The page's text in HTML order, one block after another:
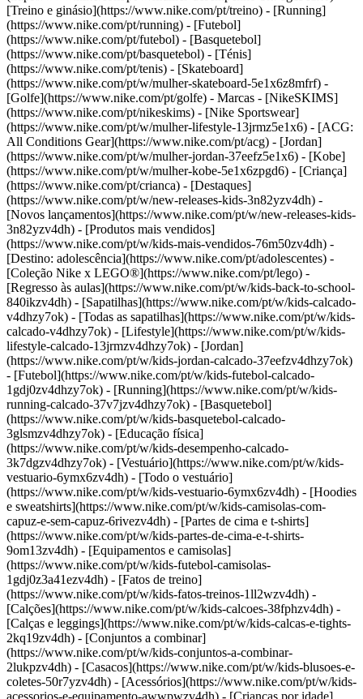
[Treino e ginásio](https://www.nike.com/pt/treino) - [Running]
(https://www.nike.com/pt/running) - [Futebol]
(https://www.nike.com/pt/futebol) - [Basquetebol]
(https://www.nike.com/pt/basquetebol) - [Ténis]
(https://www.nike.com/pt/tenis) - [Skateboard]
(https://www.nike.com/pt/w/mulher-skateboard-5e1x6z8mfrf) -
[Golfe](https://www.nike.com/pt/golfe) - Marcas - [NikeSKIMS]
(https://www.nike.com/pt/nikeskims) - [Nike Sportswear]
(https://www.nike.com/pt/w/mulher-lifestyle-13jrmz5e1x6) - [ACG:
All Conditions Gear](https://www.nike.com/pt/acg) - [Jordan]
(https://www.nike.com/pt/w/mulher-jordan-37eefz5e1x6) - [Kobe]
(https://www.nike.com/pt/w/mulher-kobe-5e1x6zpgd6) - [Criança]
(https://www.nike.com/pt/crianca) - [Destaques]
(https://www.nike.com/pt/w/new-releases-kids-3n82yzv4dh) -
[Novos lançamentos](https://www.nike.com/pt/w/new-releases-kids-
3n82yzv4dh) - [Produtos mais vendidos]
(https://www.nike.com/pt/w/kids-mais-vendidos-76m50zv4dh) -
[Destino: adolescência](https://www.nike.com/pt/adolescentes) -
[Coleção Nike x LEGO®](https://www.nike.com/pt/lego) -
[Regresso às aulas](https://www.nike.com/pt/w/kids-back-to-school-
840ikzv4dh) - [Sapatilhas](https://www.nike.com/pt/w/kids-calcado-
v4dhzy7ok) - [Todas as sapatilhas](https://www.nike.com/pt/w/kids-
calcado-v4dhzy7ok) - [Lifestyle](https://www.nike.com/pt/w/kids-
lifestyle-calcado-13jrmzv4dhzy7ok) - [Jordan]
(https://www.nike.com/pt/w/kids-jordan-calcado-37eefzv4dhzy7ok)
- [Futebol](https://www.nike.com/pt/w/kids-futebol-calcado-
1gdj0zv4dhzy7ok) - [Running](https://www.nike.com/pt/w/kids-
running-calcado-37v7jzv4dhzy7ok) - [Basquetebol]
(https://www.nike.com/pt/w/kids-basquetebol-calcado-
3glsmzv4dhzy7ok) - [Educação física]
(https://www.nike.com/pt/w/kids-desempenho-calcado-
3k7dgzv4dhzy7ok) - [Vestuário](https://www.nike.com/pt/w/kids-
vestuario-6ymx6zv4dh) - [Todo o vestuário]
(https://www.nike.com/pt/w/kids-vestuario-6ymx6zv4dh) - [Hoodies
e sweatshirts](https://www.nike.com/pt/w/kids-camisolas-com-
capuz-e-sem-capuz-6rivezv4dh) - [Partes de cima e t-shirts]
(https://www.nike.com/pt/w/kids-partes-de-cima-e-t-shirts-
9om13zv4dh) - [Equipamentos e camisolas]
(https://www.nike.com/pt/w/kids-futebol-camisolas-
1gdj0z3a41ezv4dh) - [Fatos de treino]
(https://www.nike.com/pt/w/kids-fatos-treinos-1ll2wzv4dh) -
[Calções](https://www.nike.com/pt/w/kids-calcoes-38fphzv4dh) -
[Calças e leggings](https://www.nike.com/pt/w/kids-calcas-e-tights-
2kq19zv4dh) - [Conjuntos a combinar]
(https://www.nike.com/pt/w/kids-conjuntos-a-combinar-
2lukpzv4dh) - [Casacos](https://www.nike.com/pt/w/kids-blusoes-e-
coletes-50r7yzv4dh) - [Acessórios](https://www.nike.com/pt/w/kids-
acessorios-e-equipamento-awwpwzv4dh) - [Crianças por idade]